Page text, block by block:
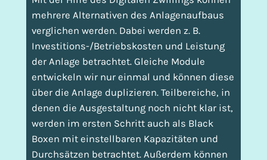
mehrere Alternativen des Anlagenaufbaus
verglichen werden. Dabei werden z. B.
Investitions-/Betriebskosten und Leistung
der Anlage betrachtet. Gleiche Module
entwickeln wir nur einmal und können diese
über die Anlage duplizieren. Teilbereiche, in
denen die Ausgestaltung noch nicht klar ist,
werden im ersten Schritt auch als Black
Boxen mit einstellbaren Kapazitäten und
Durchsätzen betrachtet. Außerdem können